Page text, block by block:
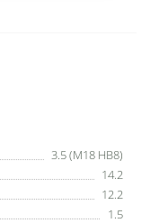
3.5 (M18 HB8)
14.2
12.2
1.5